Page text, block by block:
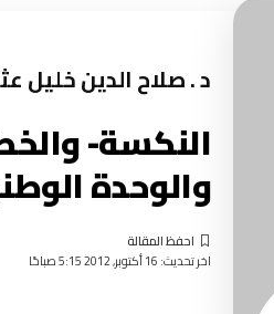
د . صلاح الدين خليل
النكسة-
والوحدة
اخر تحديث: 16 أكتوبر, 2012 5:15 صباحًا